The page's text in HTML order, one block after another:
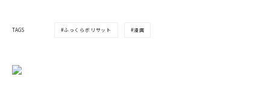
TAGS ふっくらボリサット 漫画